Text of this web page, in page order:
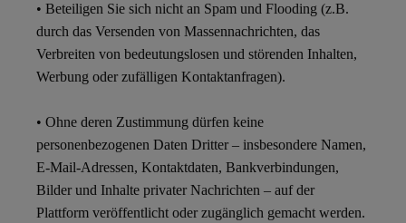
• Beteiligen Sie sich nicht an Spam und Flooding (z.B.
durch das Versenden von Massennachrichten, das
Verbreiten von bedeutungslosen und störenden Inhalten,
Werbung oder zufälligen Kontaktanfragen).
• Ohne deren Zustimmung dürfen keine
personenbezogenen Daten Dritter – insbesondere Namen,
E-Mail-Adressen, Kontaktdaten, Bankverbindungen,
Bilder und Inhalte privater Nachrichten – auf der
Plattform veröffentlicht oder zugänglich gemacht werden.